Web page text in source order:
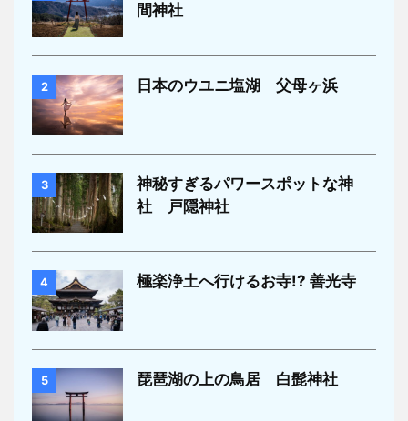
間神社
2 日本のウユニ塩湖 父母ヶ浜
3
神秘すぎるパワースポットな神
社 戸隠神社
4 極楽浄土へ行けるお寺!? 善光寺
5 琵琶湖の上の鳥居 白髭神社